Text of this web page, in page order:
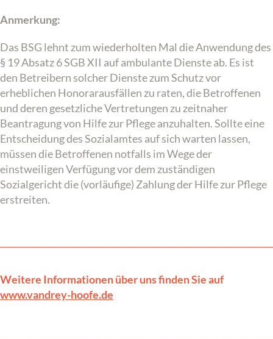
Anmerkung:
Das BSG lehnt zum wiederholten Mal die Anwendung des
§ 19 Absatz 6 SGB XII auf ambulante Dienste ab. Es ist
den Betreibern solcher Dienste zum Schutz vor
erheblichen Honorarausfällen zu raten, die Betroffenen
und deren gesetzliche Vertretungen zu zeitnaher
Beantragung von Hilfe zur Pflege anzuhalten. Sollte eine
Entscheidung des Sozialamtes auf sich warten lassen,
müssen die Betroffenen notfalls im Wege der
einstweiligen Verfügung vor dem zuständigen
Sozialgericht die (vorläufige) Zahlung der Hilfe zur Pflege
erstreiten.
Weitere Informationen über uns finden Sie auf
www.vandrey-hoofe.de